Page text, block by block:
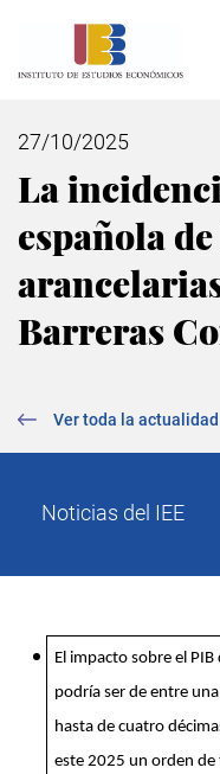
principal
27/10/2025
La
española
Barreras
Ver toda la actualidad
Noticias del IEE
El impacto sobre el
podría ser de entre
hasta de cuatro
este 2025 un orden de